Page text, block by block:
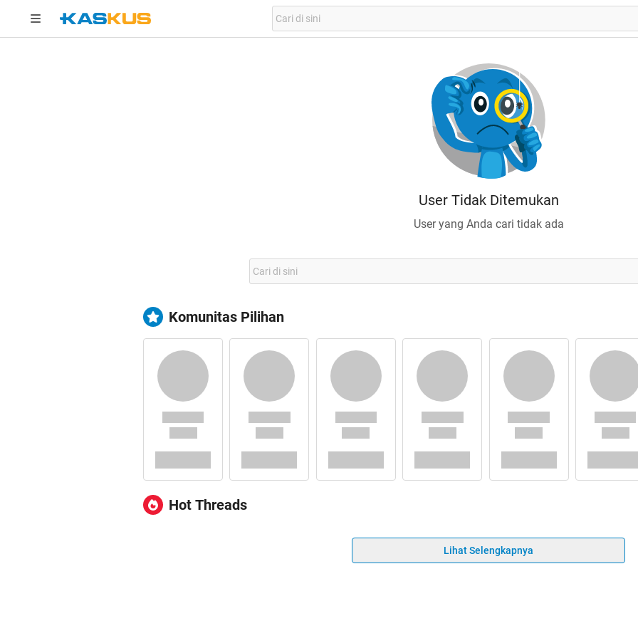
User Tidak Ditemukan
User yang Anda cari tidak ada
Komunitas Pilihan
Hot Threads
Lihat Selengkapnya